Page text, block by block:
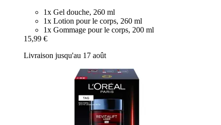
1x Gel douche, 260 ml
1x Lotion pour le corps, 260 ml
1x Gommage pour le corps, 200 ml
15,99 €
Livraison jusqu'au 17 août